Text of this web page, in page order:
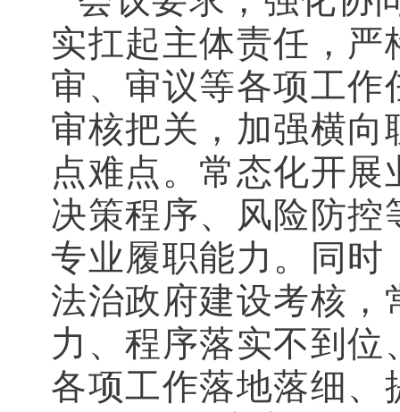
实扛起主体责任，
审、审议等各项工
审核把关，加强横
点难点。常态化开
决策程序、风险防
专业履职能力。同
法治政府建设考核
力、程序落实不到
各项工作落地落细、